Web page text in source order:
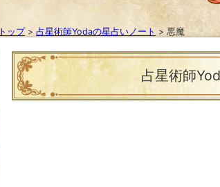
トップ> 占星術師Yodaの星占いノート > 悪魔
占星術師